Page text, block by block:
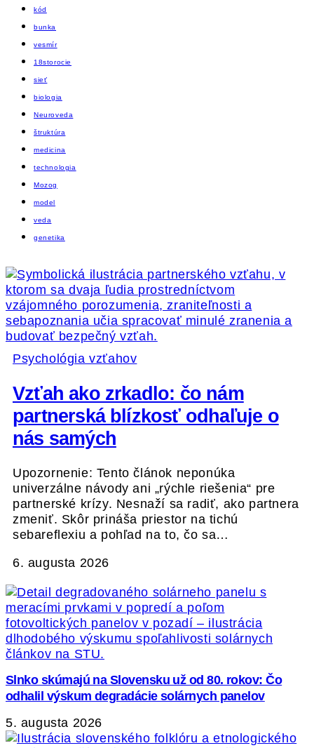
kód
bunka
vesmír
18storocie
sieť
biologia
Neuroveda
štruktúra
medicina
technologia
Mozog
model
veda
genetika
Psychológia vzťahov
Vzťah ako zrkadlo: čo nám
partnerská blízkosť odhaľuje o
nás samých
Upozornenie: Tento článok neponúka
univerzálne návody ani „rýchle riešenia“ pre
partnerské krízy. Nesnaží sa radiť, ako partnera
zmeniť. Skôr prináša priestor na tichú
sebareflexiu a pohľad na to, čo sa…
6. augusta 2026
Slnko skúmajú na Slovensku už od 80. rokov: Čo
odhalil výskum degradácie solárnych panelov
5. augusta 2026